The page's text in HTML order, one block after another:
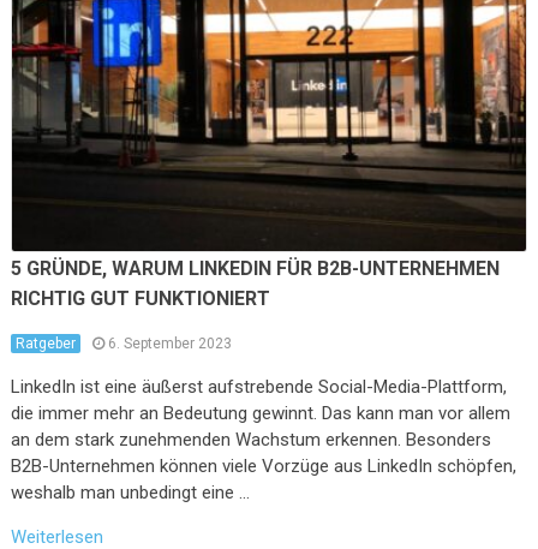
5 GRÜNDE, WARUM LINKEDIN FÜR B2B-UNTERNEHMEN
RICHTIG GUT FUNKTIONIERT
Ratgeber 6. September 2023
LinkedIn ist eine äußerst aufstrebende Social-Media-Plattform,
die immer mehr an Bedeutung gewinnt. Das kann man vor allem
an dem stark zunehmenden Wachstum erkennen. Besonders
B2B-Unternehmen können viele Vorzüge aus LinkedIn schöpfen,
weshalb man unbedingt eine …
Weiterlesen